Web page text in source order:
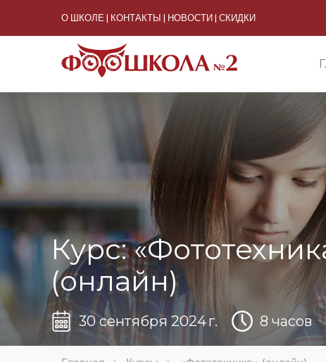
О ШКОЛЕ КОНТАКТЫ НОВОСТИ СКИДКИ
Курс:
(онлайн)
30 сентября 2024 г. 8 часов